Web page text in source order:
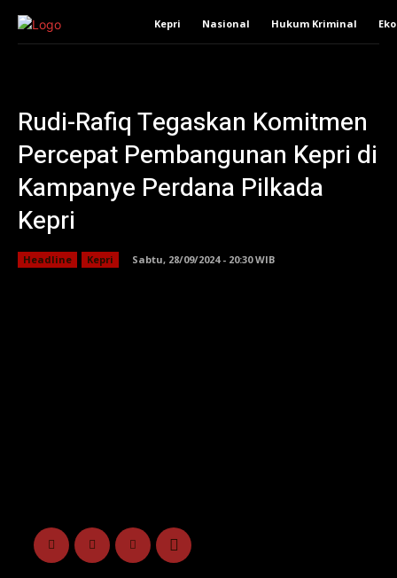
Kepri Nasional Hukum Kriminal
Rudi-Rafiq Tegaskan Komitmen
Percepat Pembangunan Kepri di
Kampanye Perdana Pilkada
Kepri
Headline Kepri Sabtu, 28/09/2024 - 20:30 WIB